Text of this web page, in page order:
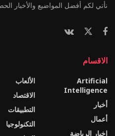
نأتي لكم أفضل المواضيع والأخبار
الاقسام
Artificial
Intelligence
أخبار
أعمال
اخبار الرياضة
الألعاب
الاقتصاد
التطبيقات
التكنولوجيا